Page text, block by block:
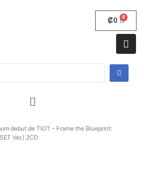
₡0
debut de TIOT – Frame the Blueprint:
Ver.) 2CD